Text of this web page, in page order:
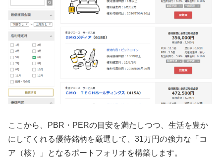
ここから、PBR・PERの目安を満たしつつ、生活を豊か
にしてくれる優待銘柄を厳選して、31万円の強力な「コ
ア（核）」となるポートフォリオを構築します。